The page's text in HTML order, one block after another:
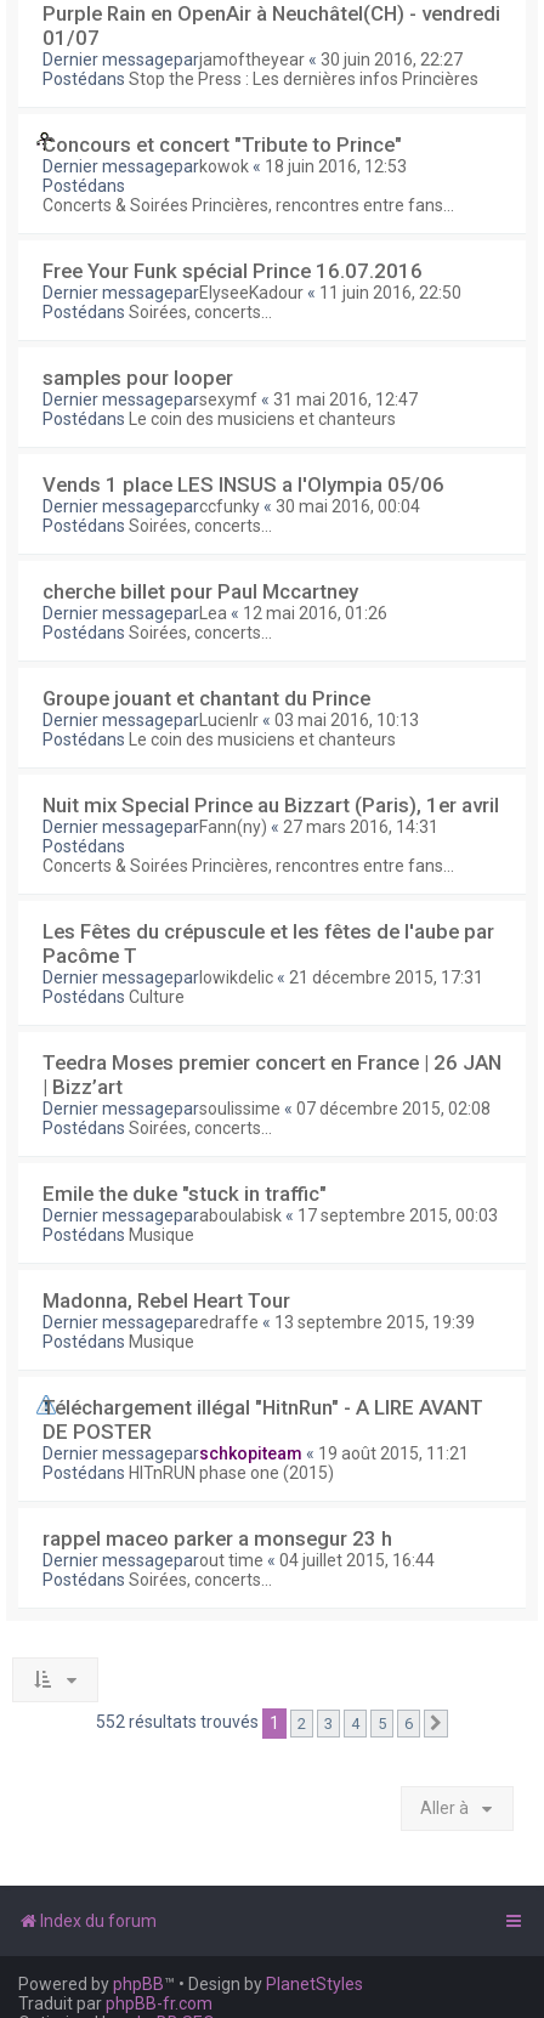
Purple Rain en OpenAir à Neuchâtel(CH) - vendredi
01/07
Dernier messageparjamoftheyear « 30 juin 2016, 22:27
Postédans Stop the Press : Les dernières infos Princières
Concours et concert "Tribute to Prince"
Dernier messageparkowok « 18 juin 2016, 12:53
Postédans
Concerts & Soirées Princières, rencontres entre fans...
Free Your Funk spécial Prince 16.07.2016
Dernier messageparElyseeKadour « 11 juin 2016, 22:50
Postédans Soirées, concerts...
samples pour looper
Dernier messageparsexymf « 31 mai 2016, 12:47
Postédans
Le coin des musiciens et chanteurs
Vends 1 place LES INSUS a l'Olympia 05/06
Dernier messageparccfunky « 30 mai 2016, 00:04
Postédans Soirées, concerts...
cherche billet pour Paul Mccartney
Dernier messagepar Lea « 12 mai 2016, 01:26
Postédans Soirées, concerts...
Groupe jouant et chantant du Prince
Dernier messagepar Lucienlr « 03 mai 2016, 10:13
Postédans
Le coin des musiciens et chanteurs
Nuit mix Special Prince au Bizzart (Paris), 1er avril
Dernier messageparFann(ny) « 27 mars 2016, 14:31
Postédans
Concerts & Soirées Princières, rencontres entre fans...
Les Fêtes du crépuscule et les fêtes de l'aube par
Pacôme T
Dernier messageparlowikdelic « 21 décembre 2015, 17:31
Postédans Culture
Teedra Moses premier concert en France | 26 JAN
| Bizz’art
Dernier messageparsoulissime « 07 décembre 2015, 02:08
Postédans Soirées, concerts...
Emile the duke "stuck in traffic"
Dernier messageparaboulabisk « 17 septembre 2015, 00:03
Postédans Musique
Madonna, Rebel Heart Tour
Dernier messageparedraffe « 13 septembre 2015, 19:39
Postédans Musique
Téléchargement illégal "HitnRun" - A LIRE AVANT
DE POSTER
Dernier messageparschkopiteam « 19 août 2015, 11:21
Postédans HITnRUN phase one (2015)
rappel maceo parker a monsegur 23 h
Dernier messageparout time « 04 juillet 2015, 16:44
Postédans Soirées, concerts...
552 résultats trouvés 1 2 3 4 5 6
Aller à
Index du forum
Powered byphpBB™ • Design by PlanetStyles
Traduit parphpBB-fr.com